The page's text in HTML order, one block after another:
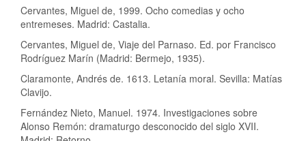
Cervantes, Miguel de, 1999. Ocho comedias y ocho
entremeses. Madrid: Castalia.
Cervantes, Miguel de, Viaje del Parnaso. Ed. por Francisco
Rodríguez Marín (Madrid: Bermejo, 1935).
Claramonte, Andrés de. 1613. Letanía moral. Sevilla: Matías
Clavijo.
Fernández Nieto, Manuel. 1974. Investigaciones sobre
Alonso Remón: dramaturgo desconocido del siglo XVII.